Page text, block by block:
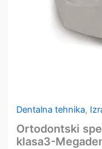
Dentalna tehnika,
Ortodontski
klasa3-